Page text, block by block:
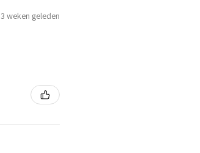
3 weken geleden